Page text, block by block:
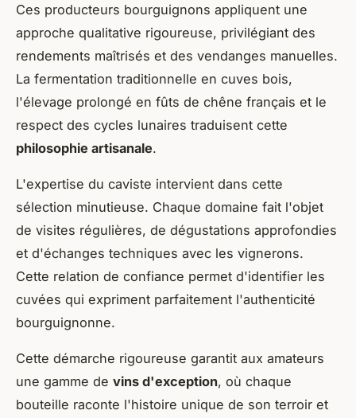
Ces producteurs bourguignons appliquent une
approche qualitative rigoureuse, privilégiant des
rendements maîtrisés et des vendanges manuelles.
La fermentation traditionnelle en cuves bois,
l'élevage prolongé en fûts de chêne français et le
respect des cycles lunaires traduisent cette
philosophie artisanale.
L'expertise du caviste intervient dans cette
sélection minutieuse. Chaque domaine fait l'objet
de visites régulières, de dégustations approfondies
et d'échanges techniques avec les vignerons.
Cette relation de confiance permet d'identifier les
cuvées qui expriment parfaitement l'authenticité
bourguignonne.
Cette démarche rigoureuse garantit aux amateurs
une gamme de vins d'exception, où chaque
bouteille raconte l'histoire unique de son terroir et